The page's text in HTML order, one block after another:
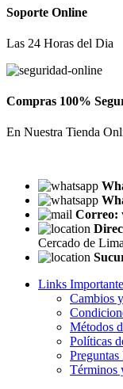
Soporte Online
Las 24 Horas del Dia
Compras 100%
En Nuestra Tienda
Correo:
Cercado de
Links
Cambios
Métodos
Políticas
Preguntas
Términos